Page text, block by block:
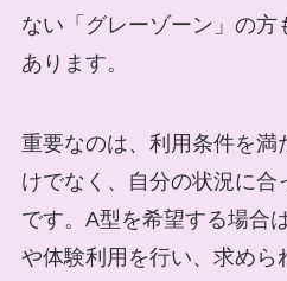
ない「グレーゾーン」の方
あります。
重要なのは、利用条件を満
けでなく、自分の状況に合
です。A型を希望する場合
や体験利用を行い、求めら